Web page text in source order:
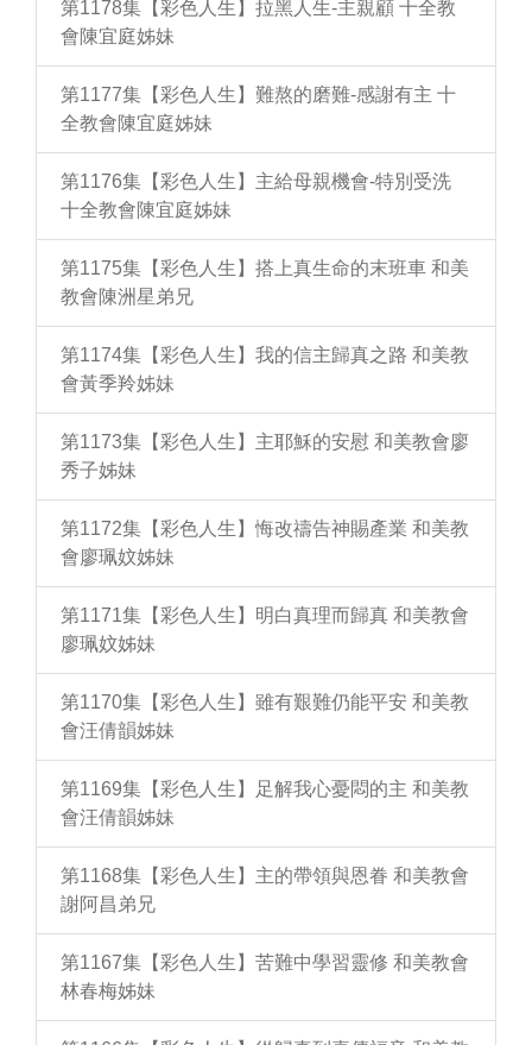
第1178集【彩色人生】拉黑人生-主親顧 十全教
會陳宜庭姊妹
第1177集【彩色人生】難熬的磨難-感謝有主 十
全教會陳宜庭姊妹
第1176集【彩色人生】主給母親機會-特別受洗
十全教會陳宜庭姊妹
第1175集【彩色人生】搭上真生命的末班車 和美
教會陳洲星弟兄
第1174集【彩色人生】我的信主歸真之路 和美教
會黃季羚姊妹
第1173集【彩色人生】主耶穌的安慰 和美教會廖
秀子姊妹
第1172集【彩色人生】悔改禱告神賜產業 和美教
會廖珮妏姊妹
第1171集【彩色人生】明白真理而歸真 和美教會
廖珮妏姊妹
第1170集【彩色人生】雖有艱難仍能平安 和美教
會汪倩韻姊妹
第1169集【彩色人生】足解我心憂悶的主 和美教
會汪倩韻姊妹
第1168集【彩色人生】主的帶領與恩眷 和美教會
謝阿昌弟兄
第1167集【彩色人生】苦難中學習靈修 和美教會
林春梅姊妹